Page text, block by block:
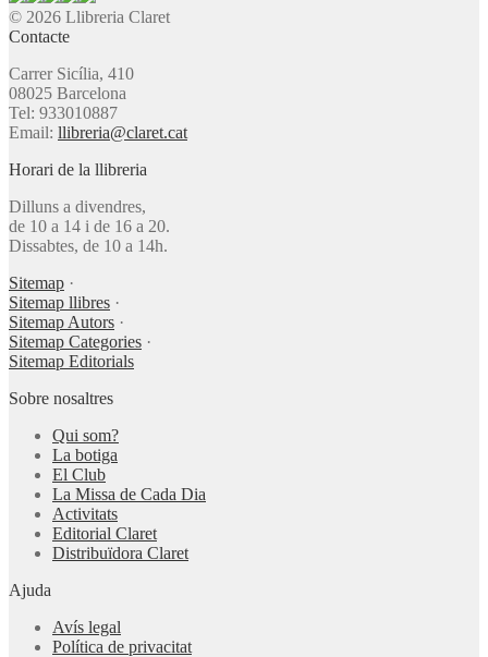
© 2026 Llibreria Claret
Contacte
Carrer Sicília, 410
08025 Barcelona
Tel: 933010887
Email: llibreria@claret.cat
Horari de la llibreria
Dilluns a divendres,
de 10 a 14 i de 16 a 20.
Dissabtes, de 10 a 14h.
Sitemap ·
Sitemap llibres ·
Sitemap Autors ·
Sitemap Categories ·
Sitemap Editorials
Sobre nosaltres
Qui som?
La botiga
El Club
La Missa de Cada Dia
Activitats
Editorial Claret
Distribuïdora Claret
Ajuda
Avís legal
Política de privacitat